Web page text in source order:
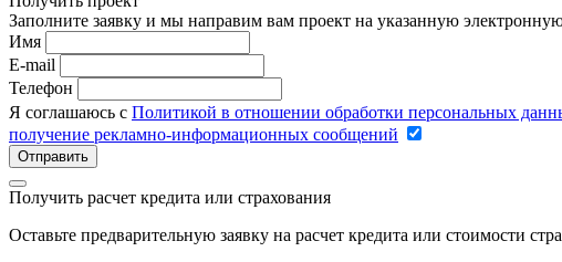
Заполните заявку и мы направим вам проект на указанную
Имя
E-mail
Телефон
Я соглашаюсь с Политикой в отношении обработки персональных
получение рекламно-информационных сообщений
Отправить
Получить расчет кредита или страхования
Оставьте предварительную заявку на расчет кредита или стоимости